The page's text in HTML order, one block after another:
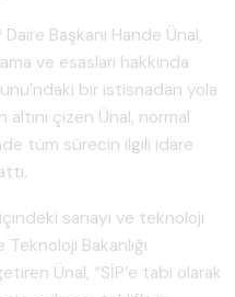
Başkanı Hande Ünal,
ve esasları hakkında
bir istisnadan yola
altını çizen Ünal, normal
tüm sürecin ilgili idare
sanayi ve teknoloji
Bakanlığı
Ünal, “SİP’e tabi olarak